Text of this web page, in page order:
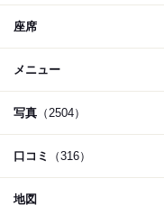
座席
メニュー
写真 （2504）
口コミ （316）
地図